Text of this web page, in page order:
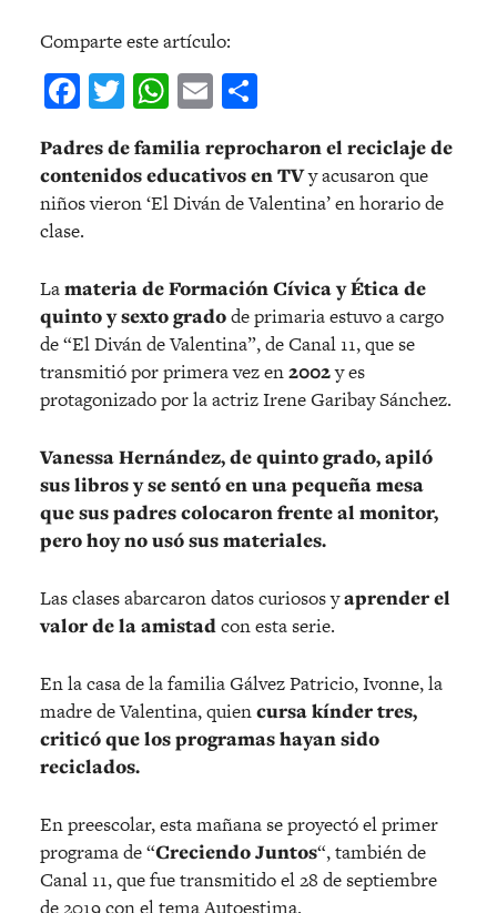
Comparte este artículo:
Facebook
Twitter
WhatsApp
Email
Padres de familia reprocharon el reciclaje de
contenidos educativos en TVy acusaron que
niños vieron ‘El Diván de Valentina’ en horario de
clase.
Lamateria de Formación Cívica y Ética de
quinto y sexto gradode primaria estuvo a cargo
de “El Diván de Valentina”, de Canal 11, que se
transmitió por primera vez en2002y es
protagonizado por la actriz Irene Garibay Sánchez.
Vanessa Hernández, de quinto grado, apiló
sus libros y se sentó en una pequeña mesa
que sus padres colocaron frente al monitor,
pero hoy no usó sus materiales.
Las clases abarcaron datos curiosos yaprender el
valor de la amistadcon esta serie.
En la casa de la familia Gálvez Patricio, Ivonne, la
madre de Valentina, quiencursa kínder tres,
criticó que los programas hayan sido
reciclados.
En preescolar, esta mañana se proyectó el primer
programa de “Creciendo Juntos“, también de
Canal 11, que fue transmitido el 28 de septiembre
de 2019 con el tema Autoestima.